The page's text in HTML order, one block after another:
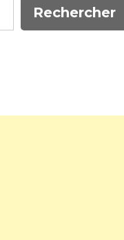
Rechercher